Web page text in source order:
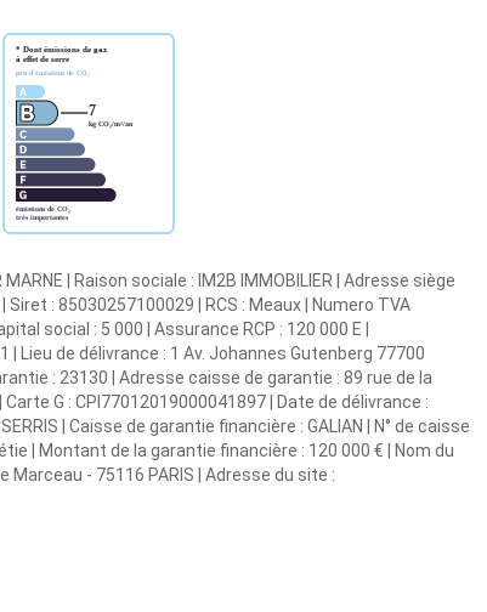
| Raison sociale : IM2B IMMOBILIER | Adresse siège
| Siret : 85030257100029 | RCS : Meaux | Numero TVA
social : 5 000 | Assurance RCP : 120 000 E |
Lieu de délivrance : 1 Av. Johannes Gutenberg 77700
: 23130 | Adresse caisse de garantie : 89 rue de la
G : CPI77012019000041897 | Date de délivrance :
| Caisse de garantie financière : GALIAN | N° de caisse
| Montant de la garantie financière : 120 000 € | Nom du
Marceau - 75116 PARIS | Adresse du site :